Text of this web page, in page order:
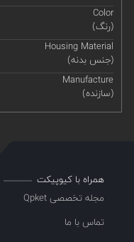
Color
(رنگ)
Housing Material
(جنس بدنه)
Manufacture
(سازنده)
همراه با کیوپیکت
مجله تخصصی Qpket
تماس با ما